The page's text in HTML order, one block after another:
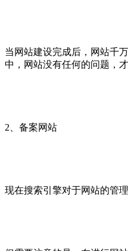
当网站建设完成后，网站千
中，网站没有任何的问题，
2、备案网站
现在搜索引擎对于网站的管